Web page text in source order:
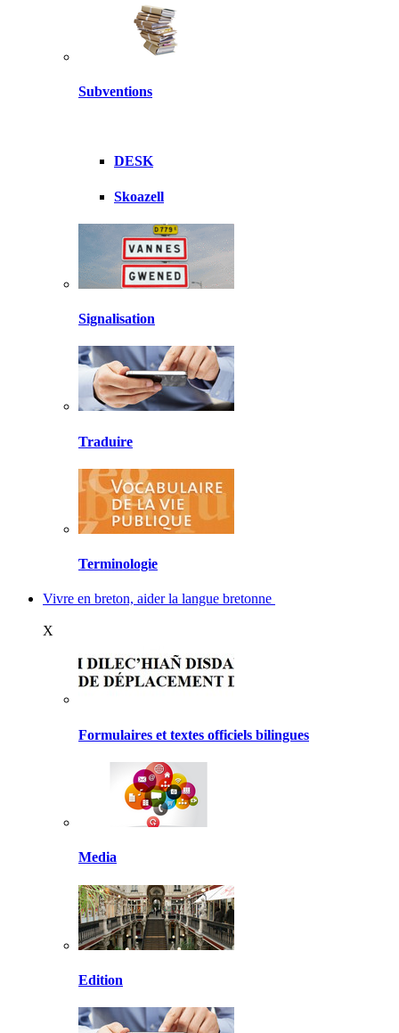
Subventions
DESK
Skoazell
Signalisation
Traduire
Terminologie
Vivre en breton, aider la langue bretonne
X
Formulaires et textes officiels bilingues
Media
Edition